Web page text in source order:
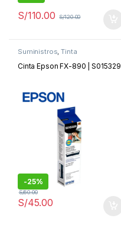
S/110.00 S/120.00
Suministros ,Tinta
Cinta Epson FX-890 | S015329
-25%
S/45.00
S/60.00